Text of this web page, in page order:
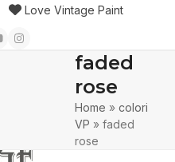
Love Vintage Paint
Instagram
faded
rose
Home »colori
VP »faded
rose